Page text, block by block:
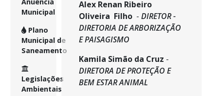
Anuência
Municipal
Plano
Municipal de
Saneamento
Legislações
Ambientais
Alex Renan Ribeiro
Oliveira Filho- DIRETOR -
DIRETORIA DE ARBORIZAÇÃO
E PAISAGISMO
Kamila Simão da Cruz -
DIRETORA DE PROTEÇÃO E
BEM ESTAR ANIMAL